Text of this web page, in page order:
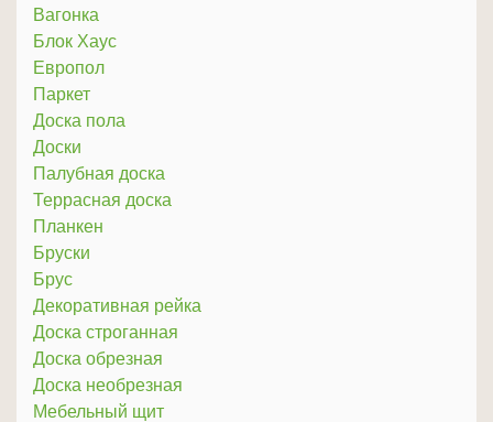
Вагонка
Блок Хаус
Европол
Паркет
Доска пола
Доски
Палубная доска
Террасная доска
Планкен
Бруски
Брус
Декоративная рейка
Доска строганная
Доска обрезная
Доска необрезная
Мебельный щит